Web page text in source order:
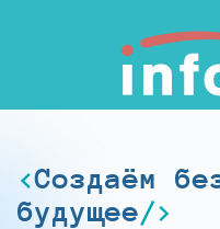
Создаём
будущее